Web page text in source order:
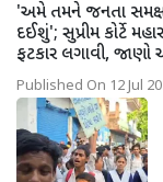
'અમે તમને જનતા સમક્ષ
દઈશું'; સુપ્રીમ કોર્ટે
ફટકાર લગાવી, જાણો
Published On 12 Jul